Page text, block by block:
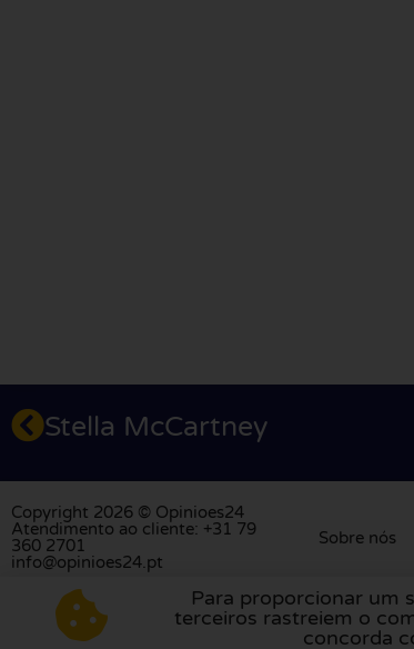
Stella McCartney
Copyright 2026 © Opinioes24
Atendimento ao cliente: +31 79
360 2701
info@opinioes24.pt
Sobre nós
Visite a nossa plataforma de
Para proporcionar um
terceiros rastreiem o
concorda